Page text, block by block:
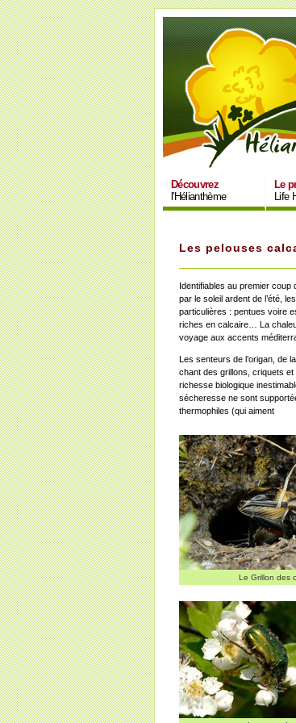
Découvrez
l'Hélianthème
Le
Life
Les pelouses
Identifiables au premier coup
par le soleil ardent de l’été,
particulières : pentues voire
riches en calcaire… La
voyage aux accents
Les senteurs de l’origan, de
chant des grillons, criquets
richesse biologique
sécheresse ne sont
thermophiles (qui aiment
Le Grillon des